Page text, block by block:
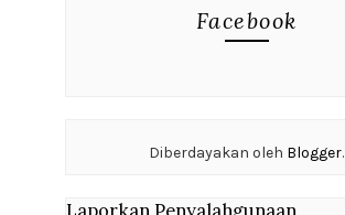
Facebook
Diberdayakan oleh Blogger.